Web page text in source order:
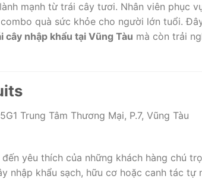
mạnh từ trái cây tươi. Nhân viên phục
quà sức khỏe cho người lớn tuổi.
cây nhập khẩu tại Vũng Tàu mà còn trải
Trung Tâm Thương Mại, P.7, Vũng Tàu
yêu thích của những khách hàng chú
nhập khẩu sạch, hữu cơ hoặc canh tác tự